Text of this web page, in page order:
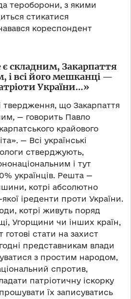
тероборони, з якими
стикатися
кореспондент
є складним, Закарпаття
і всі його мешканці —
України…»
що Закарпаття
— говорить Павло
крайового
— Всі українські
стверджують,
і тут
українців. Решта —
котрі абсолютно
іреденти проти України.
котрі живуть поряд
Угорщини чи інших країн,
стати на захист
представникам влади
з простим народом,
спротив,
патріотичну іскорку
їх записуватись